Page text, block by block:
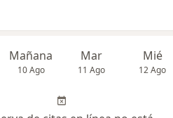
Mañana
10 Ago
Mar
11 Ago
Mié
12 Ago